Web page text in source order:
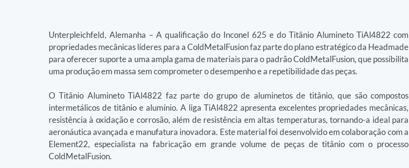
Unterpleichfeld, Alemanha – A qualificação do Inconel 625 e do Titânio Alumineto TiAl4822 com
propriedades mecânicas líderes para a ColdMetalFusion faz parte do plano estratégico da Headmade
para oferecer suporte a uma ampla gama de materiais para o padrão ColdMetalFusion, que possibilita
uma produção em massa sem comprometer o desempenho e a repetibilidade das peças.
O Titânio Alumineto TiAl4822 faz parte do grupo de aluminetos de titânio, que são compostos
intermetálicos de titânio e alumínio. A liga TiAl4822 apresenta excelentes propriedades mecânicas,
resistência à oxidação e corrosão, além de resistência em altas temperaturas, tornando-a ideal para
aeronáutica avançada e manufatura inovadora. Este material foi desenvolvido em colaboração com a
Element22, especialista na fabricação em grande volume de peças de titânio com o processo
ColdMetalFusion.